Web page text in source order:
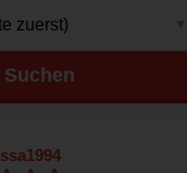
Suchen